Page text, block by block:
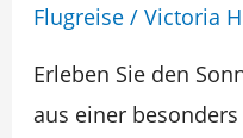
Flugreise/ Victoria
Erleben Sie den
aus einer
München